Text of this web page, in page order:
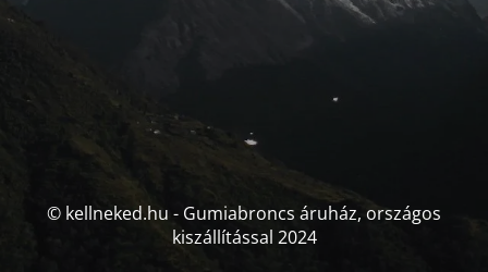
© kellneked.hu - Gumiabroncs áruház, országos
kiszállítással 2024